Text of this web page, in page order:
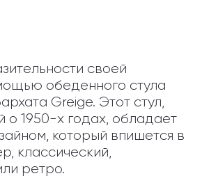
своей
обеденного стула
Greige. Этот стул,
1950-х годах, обладает
который впишется в
классический,
ретро.